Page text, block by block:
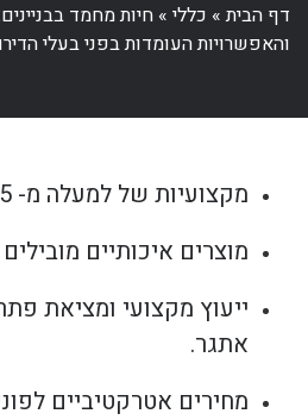
דף הבית» כללי» חיות מחמד
והאפשרויות העומדות בפני בעלי
מקצועיות של למעלה מ- 15 שנה.
מוצרים איכותיים
ייעוץ מקצועי ומציאת
אתגר.
מחירים אטרקטיביים